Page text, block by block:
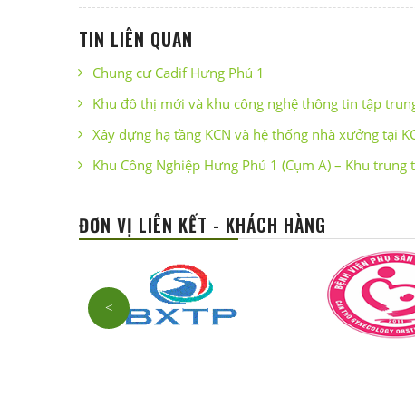
TIN LIÊN QUAN
Chung cư Cadif Hưng Phú 1
Khu đô thị mới và khu công nghệ thông tin tập
Xây dựng hạ tầng KCN và hệ thống nhà xưởng tại
Khu Công Nghiệp Hưng Phú 1 (Cụm A) – Khu trung
ĐƠN VỊ LIÊN KẾT - KHÁCH HÀNG
<